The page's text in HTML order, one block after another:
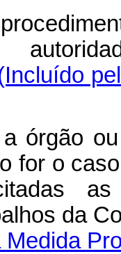
órgão
for o